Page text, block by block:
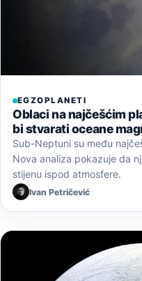
EGZOPLANETI
Oblaci na najčešćim
bi stvarati oceane
Sub-Neptuni su među
Nova analiza pokazuje da
stijenu ispod atmosfere.
Ivan Petričević